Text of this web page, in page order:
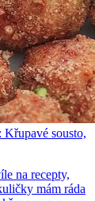
sousto,
na recepty,
mám ráda